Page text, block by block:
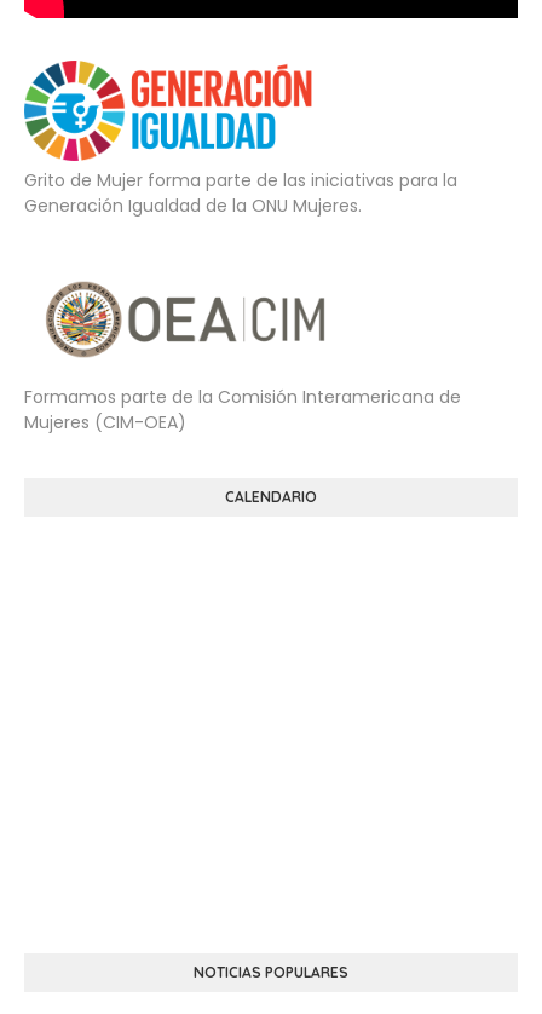
Grito de Mujer forma parte de las iniciativas para la
Generación Igualdad de la ONU Mujeres.
Formamos parte de la Comisión Interamericana de
Mujeres (CIM-OEA)
CALENDARIO
NOTICIAS POPULARES